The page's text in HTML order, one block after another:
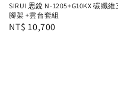
SIRUI 思銳 N-1205+G10KX 碳纖維
腳架 +雲台套組
Regular
NT$ 10,700